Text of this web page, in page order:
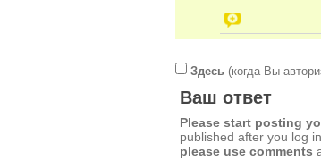
Здесь (когда Вы
Ваш ответ
Please start posting
published after you log
please use comments